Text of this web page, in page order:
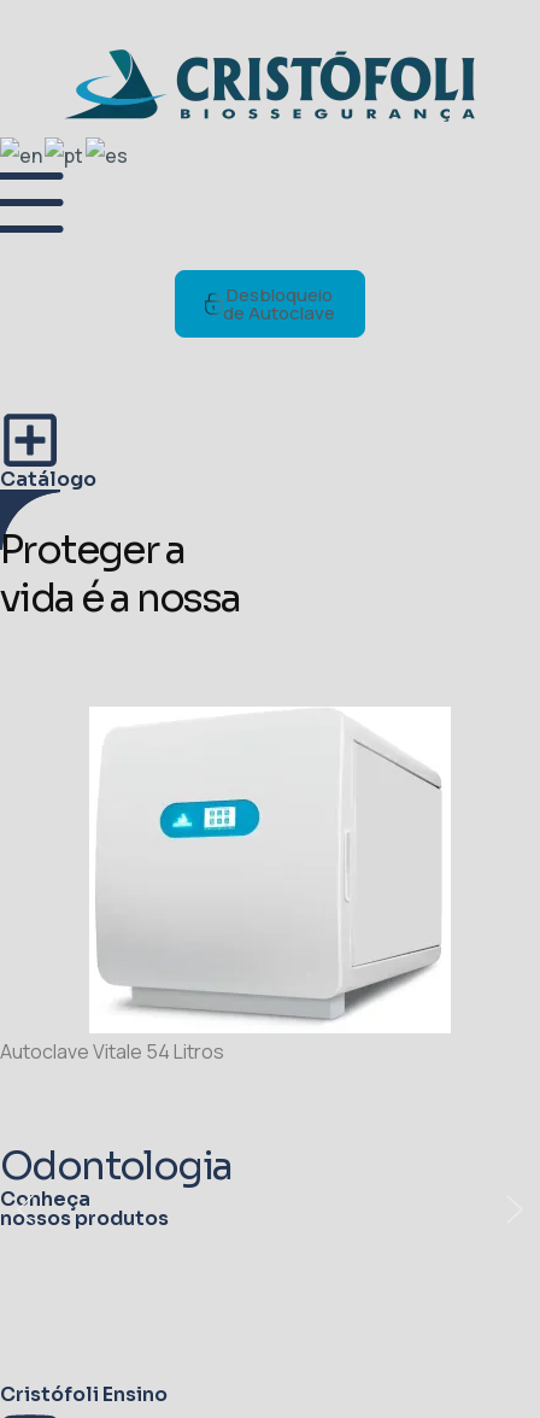
Desbloqueio
de Autoclave
Catálogo
Proteger a
vida é a nossa
Autoclave Vitale 54 Litros
Odontologia
Conheça
nossos produtos
Cristófoli Ensino